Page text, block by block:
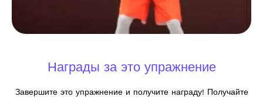
Награды за это упражнение
Завершите это упражнение и получите награду! Получайте